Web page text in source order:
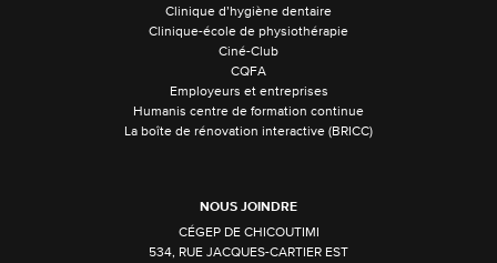
Clinique d’hygiène dentaire
Clinique-école de physiothérapie
Ciné-Club
CQFA
Employeurs et entreprises
Humanis centre de formation continue
La boîte de rénovation interactive (BRICC)
NOUS JOINDRE
CÉGEP DE CHICOUTIMI
534, RUE JACQUES-CARTIER EST